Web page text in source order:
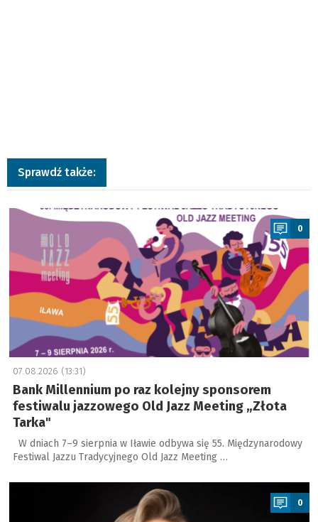
Sprawdź także:
a
0
07.08.2026 (13:31)
Bank Millennium po raz kolejny sponsorem
festiwalu jazzowego Old Jazz Meeting „Złota
Tarka"
W dniach 7–9 sierpnia w Iławie odbywa się 55. Międzynarodowy
Festiwal Jazzu Tradycyjnego Old Jazz Meeting …
a
0